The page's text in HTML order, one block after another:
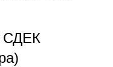
СДЕК